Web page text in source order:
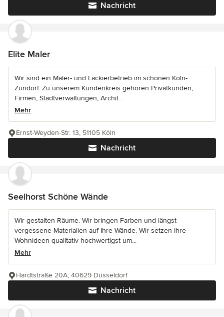
Nachricht
Elite Maler
Wir sind ein Maler- und Lackierbetrieb im schönen Köln-
Zündorf. Zu unserem Kundenkreis gehören Privatkunden,
Firmen, Stadtverwaltungen, Archit...
Mehr
Nachricht
Ernst-Weyden-Str. 13, 51105 Köln
Seelhorst Schöne Wände
Wir gestalten Räume. Wir bringen Farben und längst
vergessene Materialien auf Ihre Wände. Wir setzen Ihre
Wohnideen qualitativ hochwertigst um...
Mehr
Nachricht
Hardtstraße 20A, 40629 Düsseldorf